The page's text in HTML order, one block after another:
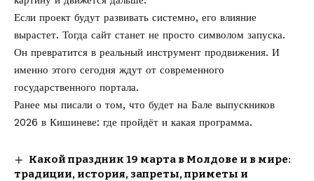
Если проект будут развивать системно, его влияние
вырастет. Тогда сайт станет не просто символом запуска.
Он превратится в реальный инструмент продвижения. И
именно этого сегодня ждут от современного
государственного портала.
Ранее мы писали о том, что будет на Бале выпускников
2026 в Кишиневе: где пройдёт и какая программа.
Какой праздник 19 марта в Молдове и в мире:
традиции, история, запреты, приметы и